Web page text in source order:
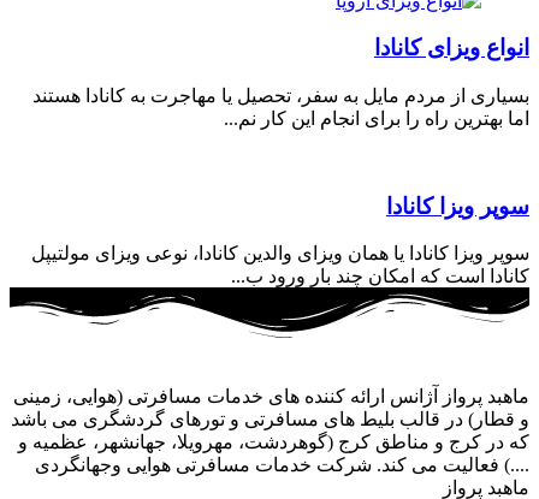
ویزای کانادا
از مردم مایل به سفر، تحصیل یا مهاجرت به کانادا هستند
راه را برای انجام این کار نم...
ویزا کانادا
ویزا کانادا یا همان ویزای والدین کانادا، نوعی ویزای مولتیپل
است که امکان چند بار ورود ب...
پرواز آژانس ارائه کننده های خدمات مسافرتی (هوایی، زمینی
در قالب بلیط های مسافرتی و تورهای گردشگری می باشد
کرج و مناطق کرج (گوهردشت، مهرویلا، جهانشهر، عظمیه و
فعالیت می کند. شرکت خدمات مسافرتی هوایی وجهانگردی
پرواز